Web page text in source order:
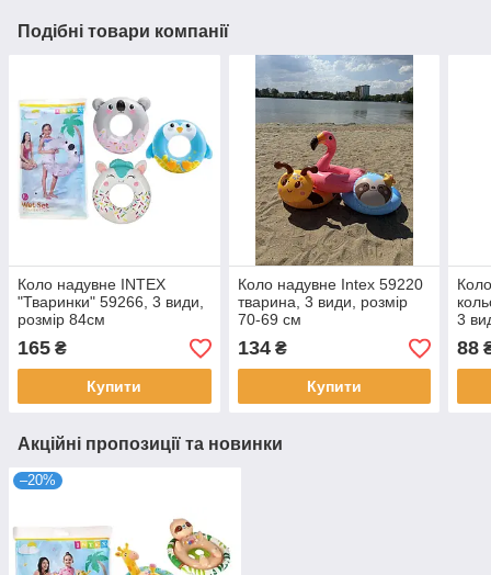
Подібні товари компанії
Коло надувне INTEX
"Тваринки" 59266, 3 види,
розмір 84см
165 ₴
Купити
Коло надувне Intex 59220
тварина, 3 види, розмір
70-69 см
134₴
Купити
3
см
88
Акційні пропозиції та новинки
–20%